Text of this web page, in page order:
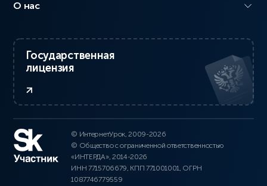
О нас
Государственная
лицензия
© ИнтернетУрок, 2009-2026
© Общество с ограниченной ответственностью
«ИНТЕРДА», 2014-2026
ИНН 7715706679, КПП 771001001, ОГРН
1087746779559